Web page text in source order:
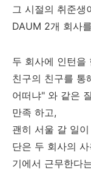
그 시절의 취준생
DAUM 2개 회사
두 회사에 인턴을
친구의 친구를 통
어떠냐" 와 같은
만족 하고,
괜히 서울 갈 일
단은 두 회사의
기에서 근무한다